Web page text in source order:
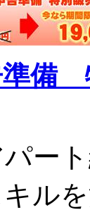
準備
ー
ル